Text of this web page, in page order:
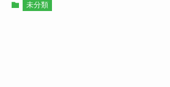
未分類